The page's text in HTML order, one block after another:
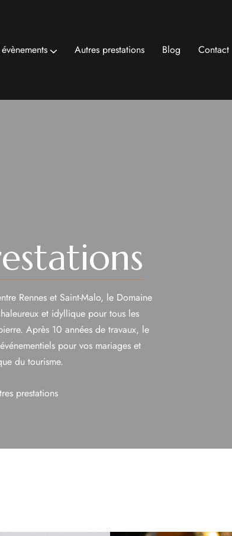
Autres prestations Blog Contact
Rennes et Saint-Malo, le Domaine
et idyllique pour tous les
Après 10 années de travaux, le
pour vos mariages et
du tourisme.
prestations